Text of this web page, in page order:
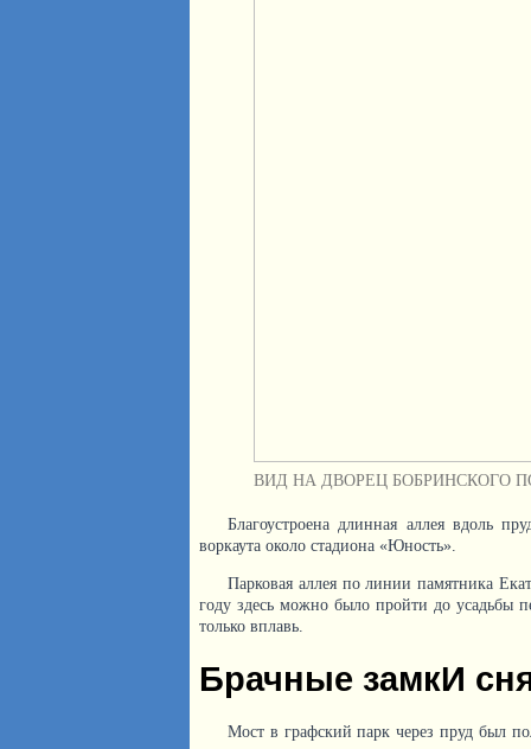
ВИД НА ДВОРЕЦ БОБРИНСКОГО
Благоустроена длинная аллея вдоль
воркаута около стадиона «Юность».
Парковая аллея по линии памятника
году здесь можно было пройти до усадьбы
только вплавь.
Брачные замкИ
Мост в графский парк через пруд был